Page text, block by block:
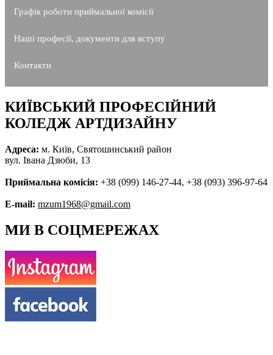
Графік роботи приймальної комісії
Наші професії, документи для вступу
Контакти
КИЇВСЬКИЙ ПРОФЕСІЙНИЙ
КОЛЕДЖ АРТДИЗАЙНУ
Адреса: м. Київ, Святошинський район
вул. Івана Дзюби, 13
Приймальна комісія: +38 (099) 146-27-44, +38 (093) 396-97-64
E-mail: mzum1968@gmail.com
МИ В СОЦМЕРЕЖАХ